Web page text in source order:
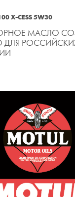
X-CESS 5W30
МАСЛО
ДЛЯ